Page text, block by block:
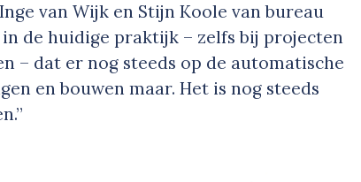
van Wijk en Stijn Koole van bureau
in de huidige praktijk – zelfs bij projecten
– dat er nog steeds op de automatische
en bouwen maar. Het is nog steeds